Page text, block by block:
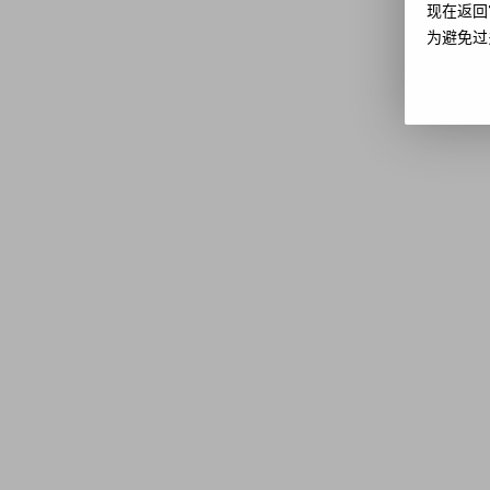
现在返
为避免